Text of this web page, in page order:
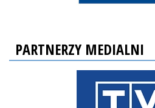
PARTNERZY MEDIALNI